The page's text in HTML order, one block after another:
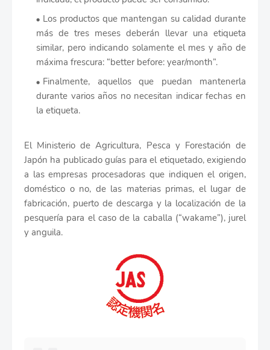
Los productos que mantengan su calidad durante
más de tres meses deberán llevar una etiqueta
similar, pero indicando solamente el mes y año de
máxima frescura: “better before: year/month”.
Finalmente, aquellos que puedan mantenerla
durante varios años no necesitan indicar fechas en
la etiqueta.
El Ministerio de Agricultura, Pesca y Forestación de
Japón ha publicado guías para el etiquetado, exigiendo
a las empresas procesadoras que indiquen el origen,
doméstico o no, de las materias primas, el lugar de
fabricación, puerto de descarga y la localización de la
pesquería para el caso de la caballa (“wakame”), jurel
y anguila.